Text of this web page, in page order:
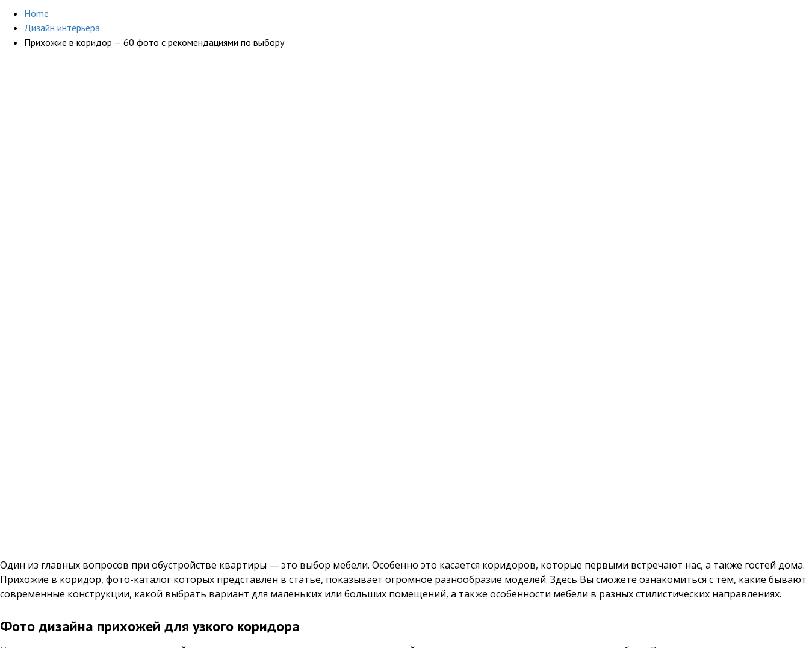
Home
Дизайн интерьера
Прихожие в коридор — 60 фото с рекомендациями по выбору
Один из главных вопросов при обустройстве квартиры — это выбор мебели. Особенно это касается коридоров, которые первыми встречают нас, а также гостей дома.
Прихожие в коридор, фото-каталог которых представлен в статье, показывает огромное разнообразие моделей. Здесь Вы сможете ознакомиться с тем, какие бывают
современные конструкции, какой выбрать вариант для маленьких или больших помещений, а также особенности мебели в разных стилистических направлениях.
Фото дизайна прихожей для узкого коридора